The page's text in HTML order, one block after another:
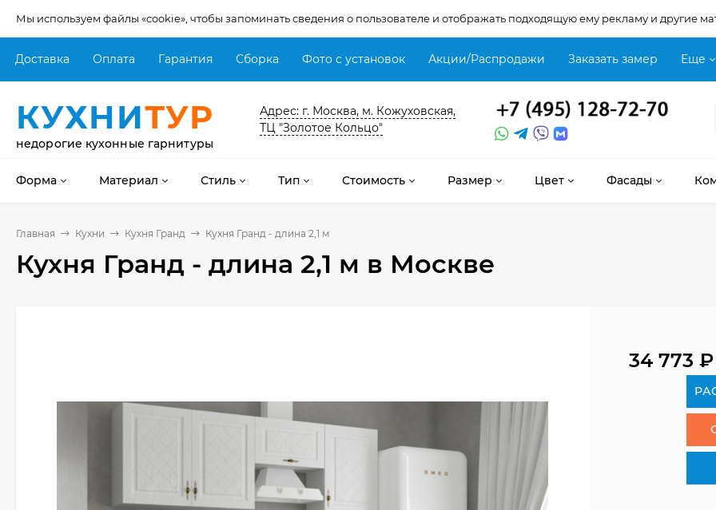
Мы используем файлы «cookie», чтобы запоминать сведения о пользователе и отображать подходящую ему рекламу и другие
Доставка Оплата Гарантия Сборка Фото с установок Акции/Распродажи Заказать замер Еще
КУХНИТУР
недорогие кухонные гарнитуры
Адрес: г. Москва, м. Кожуховская,
ТЦ "Золотое Кольцо"
Форма Материал Стиль Тип Стоимость Размер Цвет Фасады
Главная Кухни Кухня Гранд Кухня Гранд - длина 2,1 м
Кухня Гранд - длина 2,1 м в Москве
34 773₽